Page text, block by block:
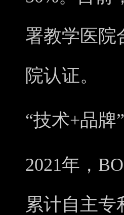
署教学医院
院认证。
“技术+品牌
2021年，
累计自主专